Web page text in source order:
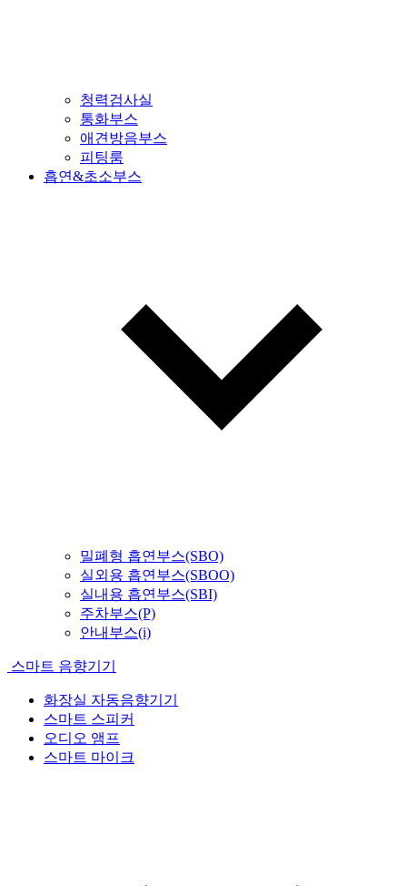
청력검사실
통화부스
애견방음부스
피팅룸
흡연&초소부스
밀폐형 흡연부스(SBO)
실외용 흡연부스(SBOO)
실내용 흡연부스(SBI)
주차부스(P)
안내부스(i)
스마트 음향기기
화장실 자동음향기기
스마트 스피커
오디오 앰프
스마트 마이크